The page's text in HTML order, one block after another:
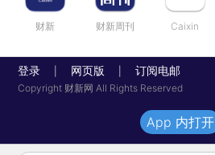
财新 财新周刊 Caixin
登录 网页版 订阅电邮
Copyright 财新网 All Rights Reserved
App 内打开